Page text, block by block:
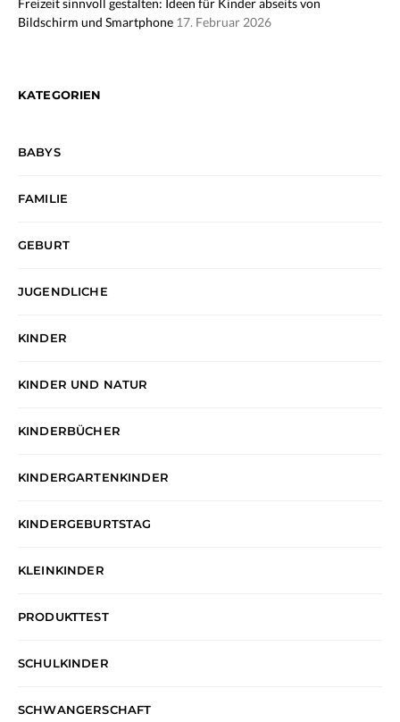
Freizeit sinnvoll gestalten: Ideen für Kinder abseits von
Bildschirm und Smartphone 17. Februar 2026
KATEGORIEN
BABYS
FAMILIE
GEBURT
JUGENDLICHE
KINDER
KINDER UND NATUR
KINDERBÜCHER
KINDERGARTENKINDER
KINDERGEBURTSTAG
KLEINKINDER
PRODUKTTEST
SCHULKINDER
SCHWANGERSCHAFT